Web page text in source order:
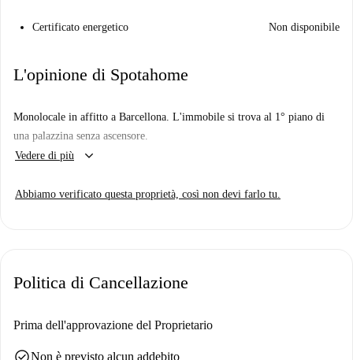
Certificato energetico Non disponibile
L'opinione di Spotahome
Monolocale in affitto a Barcellona. L'immobile si trova al 1° piano di
una palazzina senza ascensore.
Vedere di più
keyboard_arrow_down
Abbiamo verificato questa proprietà, così non devi farlo tu.
Politica di Cancellazione
Prima dell'approvazione del Proprietario
Non è previsto alcun addebito